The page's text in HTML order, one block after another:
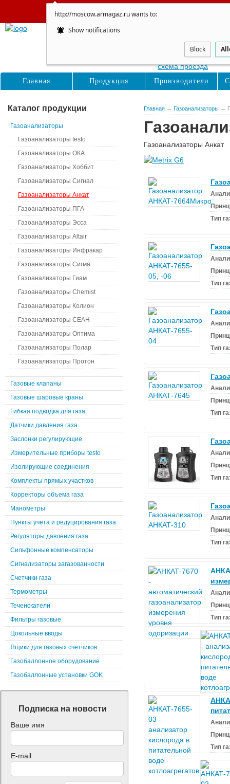
http://moscow.armagaz.ru wants to:
Show notifications
Block
Сайт не
Главная → Газоанализаторы →
Газоанализаторы Анкат
Тип
Тип
Тип
Тип
Тип
Тип
Тип
Тип
Каталог продукции
Газоанализаторы
Газоанализаторы testo
Газоанализаторы ОКА
Газоанализаторы Хоббит
Газоанализаторы Сигнал
Газоанализаторы Анкат
Газоанализаторы ПГА
Газоанализаторы Эсса
Газоанализаторы Altair
Газоанализаторы Инфракар
Газоанализаторы Сигма
Газоанализаторы Гиам
Газоанализаторы Chemist
Газоанализаторы Колион
Газоанализаторы СЕАН
Газоанализаторы Оптима
Газоанализаторы Полар
Газоанализаторы Протон
Газовые клапаны
Газовые шаровые краны
Гибкая подводка для газа
Датчики давления газа
Заслонки регулирующие
Измерительные приборы testo
Изолирующие соединения
Комплекты прямых участков
Корректоры объема газа
Манометры
Пункты учета и редуцирования газа
Регуляторы давления газа
Сильфонные компенсаторы
Сигнализаторы загазованности
Счетчики газа
Термометры
Течеискатели
Фильтры газовые
Цокольные вводы
Ящики для газовых счетчиков
Газобаллонное оборудование
Газобаллонные установки GOK
Подписка на новости
Ваше имя
E-mail
Восточная, д. 16с1
схема проезда
Главная Продукция Производители